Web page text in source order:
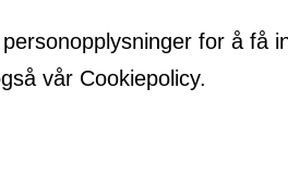
for å få
vår Cookiepolicy.